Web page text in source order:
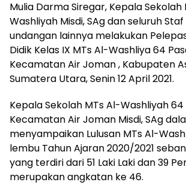
Mulia Darma Siregar, Kepala Sekolah
Washliyah Misdi, SAg dan seluruh
undangan lainnya melakukan
Didik Kelas IX MTs Al-Washliya 64
Kecamatan Air Joman , Kabupaten
Sumatera Utara, Senin 12 April 2021.
Kepala Sekolah MTs Al-Washliyah
Kecamatan Air Joman Misdi, SAg
menyampaikan Lulusan MTs Al-
lembu Tahun Ajaran 2020/2021
yang terdiri dari 51 Laki Laki dan 39
merupakan angkatan ke 46.